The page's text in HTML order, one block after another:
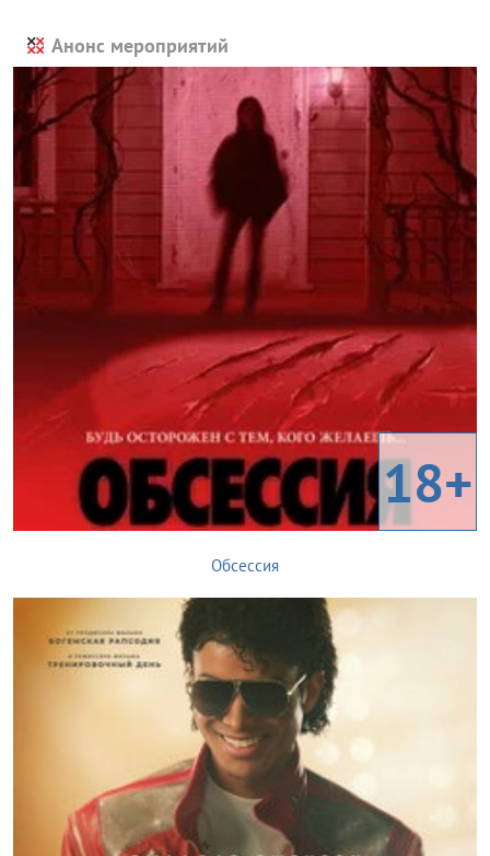
Анонс мероприятий
18+
Обсессия